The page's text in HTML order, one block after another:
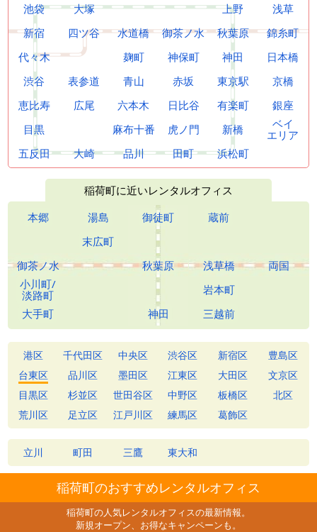
港区 千代田区 中央区 渋谷区 新宿区
豊島区
台東区
品川区 墨田区 江東区 大田区
文京区
目黒区
杉並区 世田谷区 中野区 板橋区
北区
荒川区
足立区 江戸川区 練馬区 葛飾区
立川 町田 三鷹 東大和
池袋
大塚 上野
浅草
新宿
四ツ谷 水道橋 御茶ノ水 秋葉原
錦糸町
代々木
麹町 神保町 神田
日本橋
渋谷
表参道 青山 赤坂 東京駅
京橋
恵比寿
広尾 六本木 日比谷 有楽町
銀座
目黒
麻布十番 虎ノ門 新橋
ベイ
エリア
五反田
大崎 品川 田町 浜松町
稲荷町に近いレンタルオフィス
本郷
湯島 御徒町
蔵前
末広町
御茶ノ水
秋葉原 浅草橋
両国
小川町/
淡路町
岩本町
大手町
神田 三越前
稲荷町のおすすめレンタルオフィス
稲荷町の人気レンタルオフィスの最新情報。
新規オープン、お得なキャンペーンも。